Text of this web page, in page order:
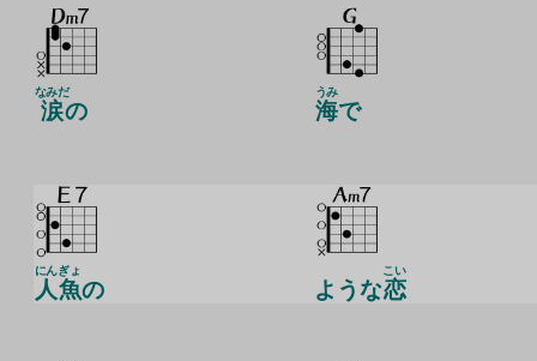
涙
なみだ
の 海
うみ
で
人
にん
魚
ぎょ
の ような恋
こい